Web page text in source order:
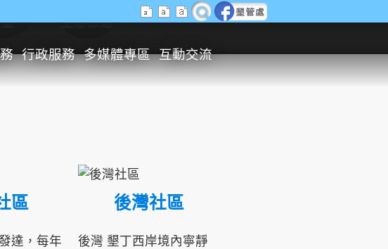
行政服務 多媒體專區 互動交流
生態旅遊
區
達，每年
後灣社區
後灣 墾丁西岸境內寧靜